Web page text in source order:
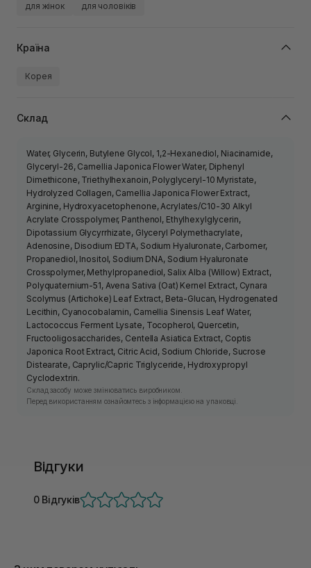
для жінок для чоловіків
Країна
Корея
Склад
Water, Glycerin, Butylene Glycol, 1,2-Hexanediol, Niacinamide,
Glyceryl-26, Camellia Japonica Flower Water, Diphenyl
Dimethicone, Triethylhexanoin, Polyglyceryl-10 Myristate,
Hydrolyzed Collagen, Camellia Japonica Flower Extract,
Arginine, Hydroxyacetophenone, Acrylates/C10-30 Alkyl
Acrylate Crosspolymer, Panthenol, Ethylhexylglycerin,
Dipotassium Glycyrrhizate, Glyceryl Polymethacrylate,
Adenosine, Disodium EDTA, Sodium Hyaluronate, Carbomer,
Propanediol, Inositol, Sodium DNA, Sodium Hyaluronate
Crosspolymer, Methylpropanediol, Salix Alba (Willow) Extract,
Polyquaternium-51, Avena Sativa (Oat) Kernel Extract, Cynara
Scolymus (Artichoke) Leaf Extract, Beta-Glucan, Hydrogenated
Lecithin, Cyanocobalamin, Camellia Sinensis Leaf Water,
Lactococcus Ferment Lysate, Tocopherol, Quercetin,
Fructooligosaccharides, Centella Asiatica Extract, Coptis
Japonica Root Extract, Citric Acid, Sodium Chloride, Sucrose
Distearate, Caprylic/Capric Triglyceride, Hydroxypropyl
Cyclodextrin.
Склад засобу може змінюватись виробником.
Перед використанням ознайомтесь з інформацією на упаковці.
Відгуки
0 Відгуків